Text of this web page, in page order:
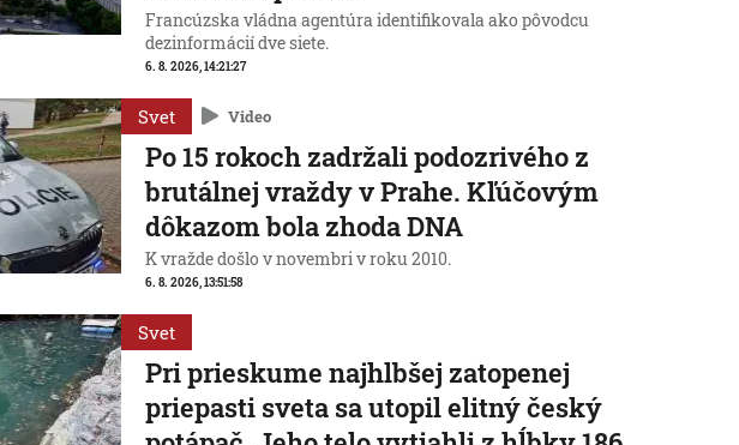
Francúzska vládna agentúra identifikovala ako pôvodcu
dezinformácií dve siete.
6. 8. 2026, 14:21:27
Svet Video
Po 15 rokoch zadržali podozrivého z
brutálnej vraždy v Prahe. Kľúčovým
dôkazom bola zhoda DNA
K vražde došlo v novembri v roku 2010.
6. 8. 2026, 13:51:58
Svet
Pri prieskume najhlbšej zatopenej
priepasti sveta sa utopil elitný český